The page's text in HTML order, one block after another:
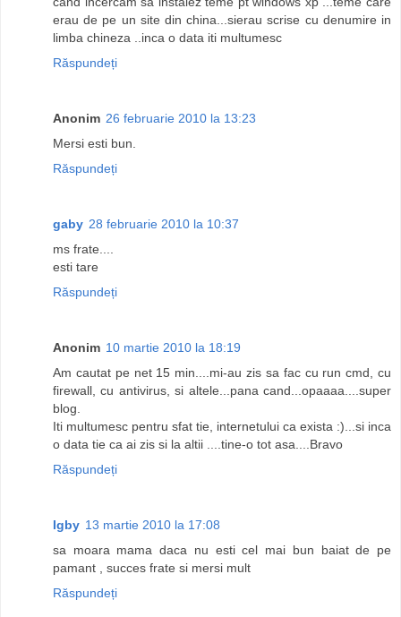
erau de pe un site din china...sierau scrise cu denumire in
limba chineza ..inca o data iti multumesc
Răspundeți
Anonim 26 februarie 2010 la 13:23
Mersi esti bun.
Răspundeți
gaby 28 februarie 2010 la 10:37
ms frate....
esti tare
Răspundeți
Anonim 10 martie 2010 la 18:19
Am cautat pe net 15 min....mi-au zis sa fac cu run cmd, cu
firewall, cu antivirus, si altele...pana cand...opaaaa....super
blog.
Iti multumesc pentru sfat tie, internetului ca exista :)...si inca
o data tie ca ai zis si la altii ....tine-o tot asa....Bravo
Răspundeți
Igby 13 martie 2010 la 17:08
sa moara mama daca nu esti cel mai bun baiat de pe
pamant , succes frate si mersi mult
Răspundeți